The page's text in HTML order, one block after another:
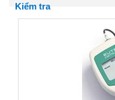
Kiểm tra